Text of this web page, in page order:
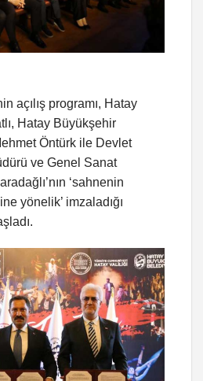
açılış programı, Hatay
Hatay Büyükşehir
Öntürk ile Devlet
ve Genel Sanat
‘sahnenin
yönelik’ imzaladığı